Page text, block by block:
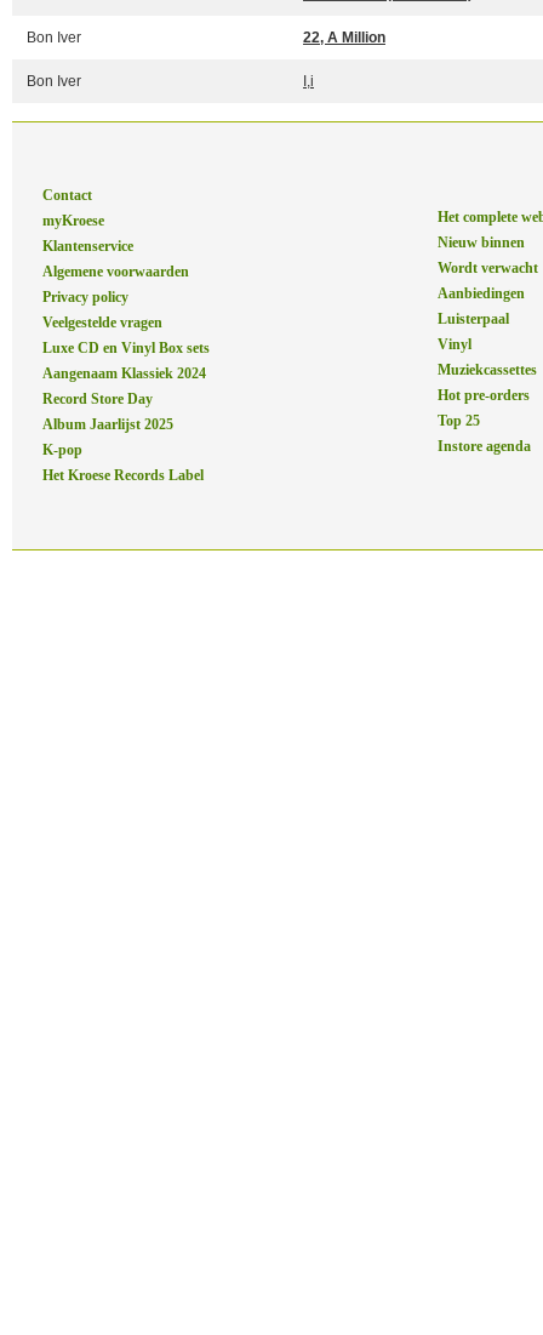
Bon Iver 22, A Million
Bon Iver I,i
Contact
myKroese
Klantenservice
Algemene voorwaarden
Privacy policy
Veelgestelde vragen
Luxe CD en Vinyl Box sets
Aangenaam Klassiek 2024
Record Store Day
Album Jaarlijst 2025
K-pop
Het Kroese Records Label
Het complete
Nieuw binnen
Wordt verwacht
Aanbiedingen
Luisterpaal
Vinyl
Muziekcassettes
Hot pre-orders
Top 25
Instore agenda